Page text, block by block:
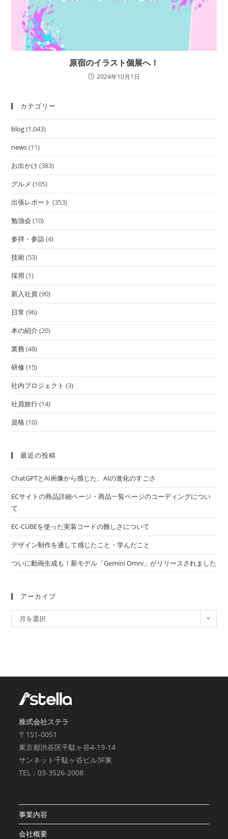
原宿のイラスト個展へ！
2024年10月1日
カテゴリー
blog(1,043)
news(11)
お出かけ (383)
グルメ (105)
出張レポート (353)
勉強会 (10)
参拝・参詣(4)
技術(53)
採用 (1)
新入社員 (90)
日常 (96)
本の紹介(20)
業務(48)
研修(15)
社内プロジェクト (3)
社員旅行(14)
資格(10)
最近の投稿
ChatGPTとAI画像から感じた、AIの進化のすごさ
ECサイトの商品詳細ページ・商品一覧ページのコーディングについ
て
EC-CUBEを使った実装コードの難しさについて
デザイン制作を通して感じたこと・学んだこと
ついに動画生成も！新モデル「Gemini Omni」がリリースされました
アーカイブ
月を選択
株式会社ステラ
〒151-0051
東京都渋谷区千駄ヶ谷4-19-14
サンネット千駄ヶ谷ビル3F東
TEL：03-3526-2008
事業内容
会社概要